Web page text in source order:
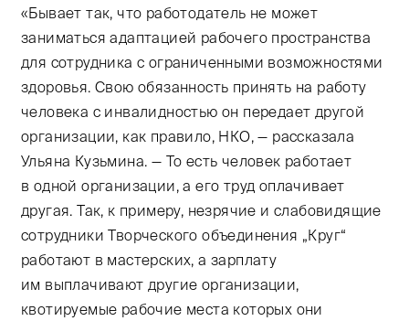
«Бывает так, что работодатель не может
заниматься адаптацией рабочего пространства
для сотрудника с ограниченными возможностями
здоровья. Свою обязанность принять на работу
человека с инвалидностью он передает другой
организации, как правило, НКО, — рассказала
Ульяна Кузьмина. — То есть человек работает
в одной организации, а его труд оплачивает
другая. Так, к примеру, незрячие и слабовидящие
сотрудники Творческого объединения „Круг“
работают в мастерских, а зарплату
им выплачивают другие организации,
квотируемые рабочие места которых они